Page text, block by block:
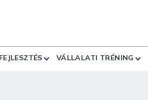
VÁLLALATI TRÉNING